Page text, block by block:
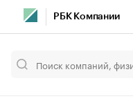
РБК Компании